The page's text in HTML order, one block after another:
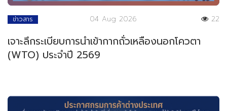
ข่าวสาร 04 Aug 2026 22
เจาะลึกระเบียบการนำเข้ากากถั่วเหลืองนอกโควตา
(WTO) ประจำปี 2569